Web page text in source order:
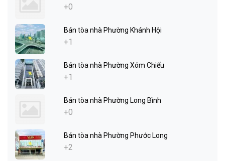
+0
Bán tòa nhà Phường Khánh Hội
+1
Bán tòa nhà Phường Xóm Chiếu
+1
Bán tòa nhà Phường Long Bình
+0
Bán tòa nhà Phường Phước Long
+2